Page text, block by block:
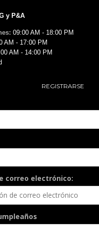
y P&A
09:00 AM - 18:00 PM
AM - 17:00 PM
AM - 14:00 PM
REGISTRARSE
correo electrónico: